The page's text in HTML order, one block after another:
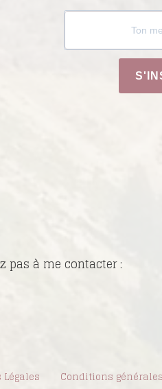
pas à me contacter :
Conditions générales